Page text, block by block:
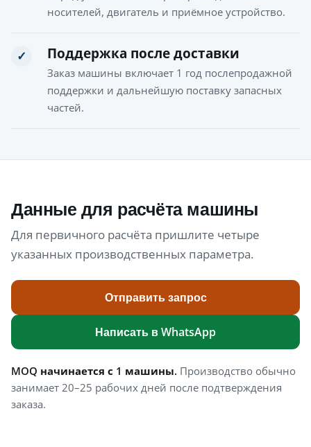
носителей, двигатель и приёмное устройство.
✓ Поддержка после доставки
Заказ машины включает 1 год послепродажной
поддержки и дальнейшую поставку запасных
частей.
Данные для расчёта машины
Для первичного расчёта пришлите четыре
указанных производственных параметра.
Отправить запрос
Написать в WhatsApp
MOQ начинается с 1 машины. Производство обычно
занимает 20–25 рабочих дней после подтверждения
заказа.